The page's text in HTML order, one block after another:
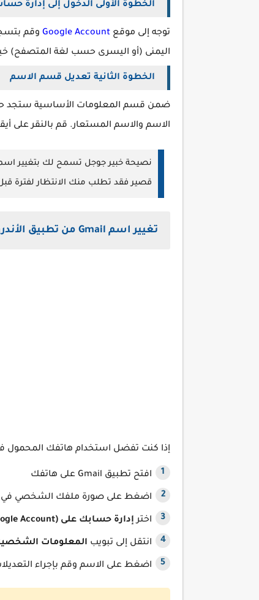
الخطوة الأولى الدخول إلى إدارة
توجه إلى موقع Google Account وقم
اليمنى (أو اليسرى حسب لغة المتصفح)
الخطوة الثانية تعديل قسم الاسم
ضمن قسم المعلومات الأساسية ستجد
الاسم والاسم المستعار. قم بالنقر على
نصيحة خبير جوجل تسمح لك بتغيير
قصير فقد تطلب منك الانتظار لفترة
تغيير اسم Gmail من تطبيق الأندرويد والآيفون
إذا كنت تفضل استخدام هاتفك المحمول
افتح تطبيق Gmail على هاتفك
اضغط على صورة ملفك الشخصي في
اخترإدارة حسابك على Google (Manage your Google Account)
انتقل إلى تبويب المعلومات
اضغط على الاسم وقم بإجراء